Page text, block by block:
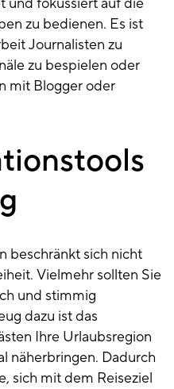
und fokussiert auf die
zu bedienen. Es ist
Journalisten zu
zu bespielen oder
mit Blogger oder
beschränkt sich nicht
Vielmehr sollten Sie
und stimmig
dazu ist das
Ihre Urlaubsregion
näherbringen. Dadurch
sich mit dem Reiseziel